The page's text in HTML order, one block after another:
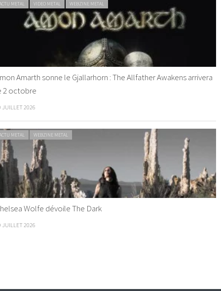
METAL VIDEO METAL WEBZINE METAL
Amarth sonne le Gjallarhorn : The Allfather Awakens arrivera
2 octobre
JUILLET 2026
METAL WEBZINE METAL
Wolfe dévoile The Dark
JUILLET 2026